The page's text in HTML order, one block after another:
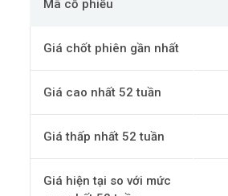
Mã cỗ phiếu
Giá chốt phiên gần nhất
Giá cao nhất 52 tuần
Giá thấp nhất 52 tuần
Giá hiện tại so với mức